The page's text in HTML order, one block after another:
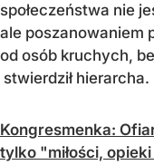
społeczeństwa nie
ale poszanowaniem
od osób kruchych,
stwierdził hierarcha.
Kongresmenka:
tylko "miłości,